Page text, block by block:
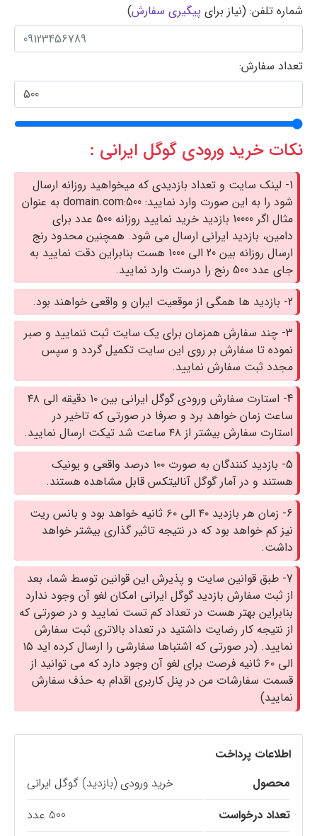
شماره تلفن: (نیاز برای پیگیری سفارش)
تعداد سفارش:
نکات خرید ورودی گوگل ایرانی :
1- لینک سایت و تعداد بازدیدی که میخواهید روزانه ارسال
شود را به این صورت وارد نمایید: domain.com:500 به عنوان
مثال اگر 10000 بازدید خرید نمایید روزانه 500 عدد برای
دامین، بازدید ایرانی ارسال می شود. همچنین محدود رنج
ارسال روزانه بین 20 الی 1000 هست بنابراین دقت نمایید به
جای عدد 500 رنج را درست وارد نمایید.
2- بازدید ها همگی از موقعیت ایران و واقعی خواهند بود.
3- چند سفارش همزمان برای یک سایت ثبت ننمایید و صبر
نموده تا سفارش بر روی این سایت تکمیل گردد و سپس
مجدد ثبت سفارش نمایید.
4- استارت سفارش ورودی گوگل ایرانی بین ۱۰ دقیقه الی ۴۸
ساعت زمان خواهد برد و صرفا در صورتی که تاخیر در
استارت سفارش بیشتر از ۴۸ ساعت شد تیکت ارسال نمایید.
5- بازدید کنندگان به صورت ۱۰۰ درصد واقعی و یونیک
هستند و در آمار گوگل آنالیتکس قابل مشاهده هستند.
6- زمان هر بازدید ۴۰ الی ۶۰ ثانیه خواهد بود و بانس ریت
نیز کم خواهد بود که در نتیجه تاثیر گذاری بیشتر خواهد
داشت.
7- طبق قوانین سایت و پذیرش این قوانین توسط شما، بعد
از ثبت سفارش بازدید گوگل ایرانی امکان لغو آن وجود ندارد
بنابراین بهتر هست در تعداد کم تست نمایید و در صورتی که
از نتیجه کار رضایت داشتید در تعداد بالاتری ثبت سفارش
نمایید. (در صورتی که اشتباها سفارشی را ارسال کرده اید ۱۵
الی ۶۰ ثانیه فرصت برای لغو آن وجود دارد که می توانید از
قسمت سفارشات من در پنل کاربری اقدام به حذف سفارش
نمایید)
اطلاعات پرداخت
محصول
خرید ورودی (بازدید) گوگل ایرانی
تعداد درخواست
500 عدد